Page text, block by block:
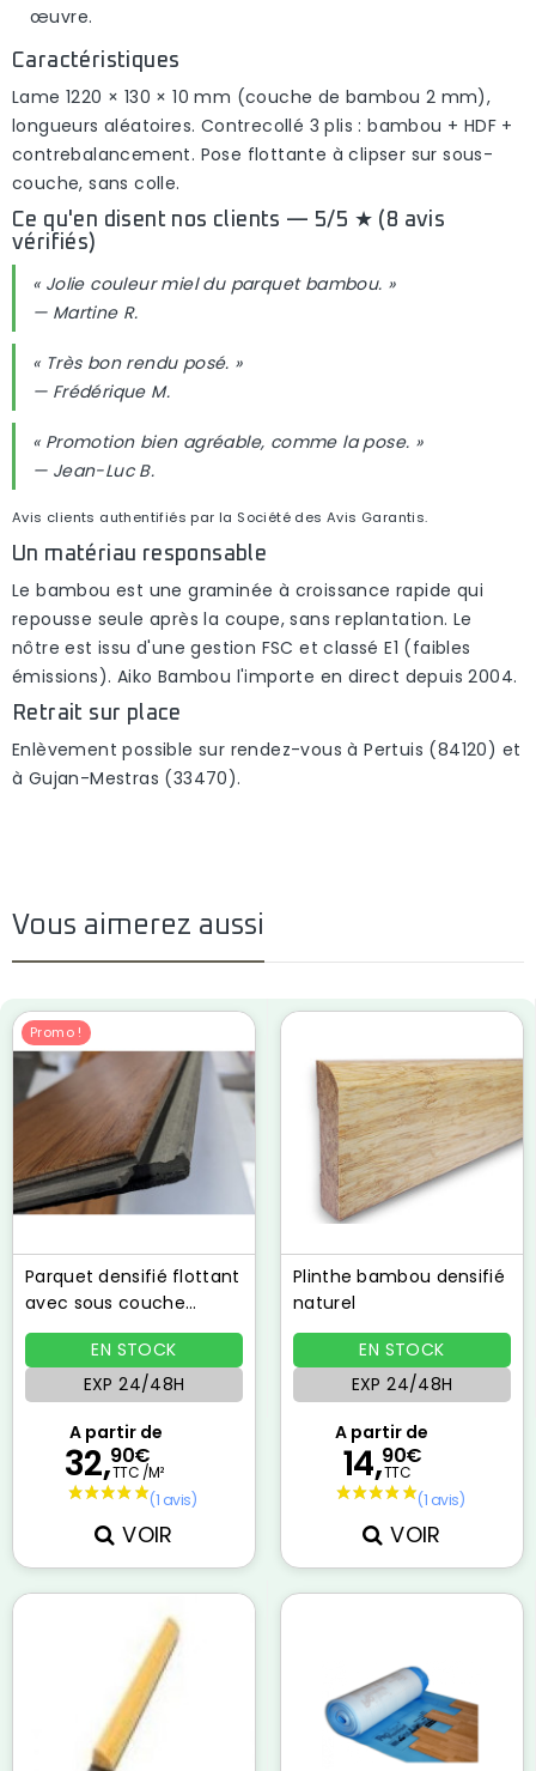
œuvre.
Caractéristiques
Lame 1220 × 130 × 10 mm (couche de bambou 2 mm),
longueurs aléatoires. Contrecollé 3 plis : bambou + HDF +
contrebalancement. Pose flottante à clipser sur sous-
couche, sans colle.
Ce qu'en disent nos clients — 5/5 ★ (8 avis
vérifiés)
« Jolie couleur miel du parquet bambou. »
— Martine R.
« Très bon rendu posé. »
— Frédérique M.
« Promotion bien agréable, comme la pose. »
— Jean-Luc B.
Avis clients authentifiés par la Société des Avis Garantis.
Un matériau responsable
Le bambou est une graminée à croissance rapide qui
repousse seule après la coupe, sans replantation. Le
nôtre est issu d'unegestion FSC et classéE1 (faibles
émissions). Aiko Bambou l'importe en direct depuis 2004.
Retrait sur place
Enlèvement possible sur rendez-vous àPertuis (84120) et
à Gujan-Mestras (33470).
Vous aimerez aussi
Promo !
Parquet densifié flottant
avec sous couche
ambre 8mm
EN STOCK
EXP 24/48H
A partir de
32,90€
TTC /M²
VOIR
Plinthe bambou densifié
naturel
EN STOCK
EXP 24/48H
A partir de
14,90€
TTC
VOIR